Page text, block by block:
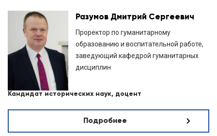
Разумов Дмитрий Сергеевич
Проректор по гуманитарному
образованию и воспитательной работе,
заведующий кафедрой гуманитарных
дисциплин
Кандидат исторических наук, доцент
Подробнее